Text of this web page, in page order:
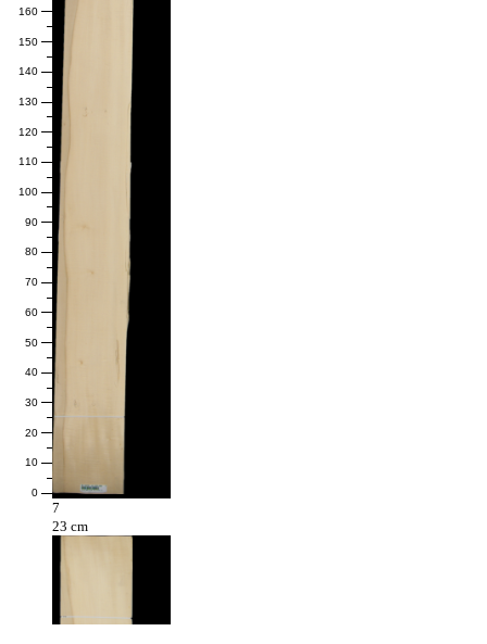
0
10
20
30
40
50
60
70
80
90
100
110
120
130
140
150
160
7
23 cm